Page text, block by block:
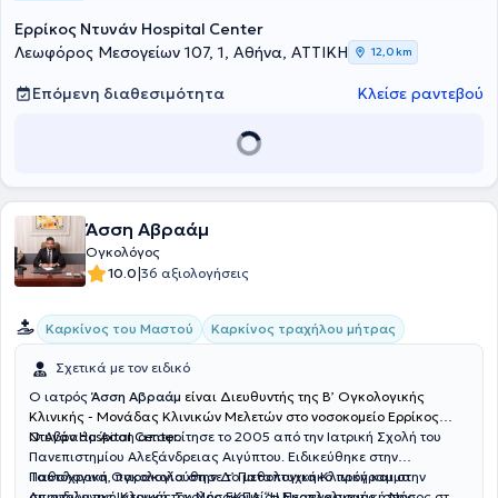
Ερρίκος Ντυνάν Hospital Center
Λεωφόρος Μεσογείων 107, 1, Αθήνα, ΑΤΤΙΚΗ
12,0 km
Επόμενη διαθεσιμότητα Κλείσε ραντεβού
Άσση Αβραάμ
Ογκολόγος
10.0|36 αξιολογήσεις
Καρκίνος του Μαστού Καρκίνος τραχήλου μήτρας
Σχετικά με τον ειδικό
Ο ιατρός Άσση Αβραάμ είναι Διευθυντής της Β’ Ογκολογικής
Κλινικής - Μονάδας Κλινικών Μελετών στο νοσοκομείο Ερρίκος
Ντυνάν Hospital Center.
Ο Αβραάμ Άσση αποφοίτησε το 2005 από την Ιατρική Σχολή του
Πανεπιστημίου Αλεξάνδρειας Αιγύπτου. Ειδικεύθηκε στην
Παθολογική Ογκολογία στην Δ’ Παθολογική Κλινική και στην
Ταυτόχρονα, παρακολούθησε το μεταπτυχιακό πρόγραμμα